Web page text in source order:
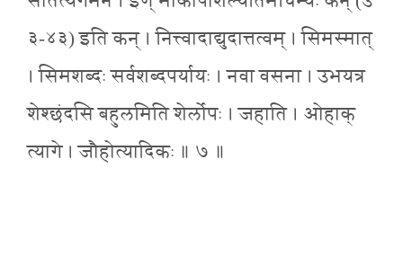
३-४३) इति कन् । नित्त्वादाद्युदात्तत्वम् । सिमस्मात्
। सिमशब्दः सर्वशब्दपर्यायः । नवा वसना । उभयत्र
शेश्छंदसि बहुलमिति शेर्लोपः । जहाति । ओहाक्
त्यागे । जौहोत्यादिकः ॥ ७ ॥